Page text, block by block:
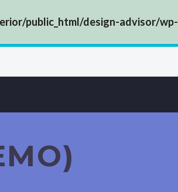
public_html/design-advisor/wp-